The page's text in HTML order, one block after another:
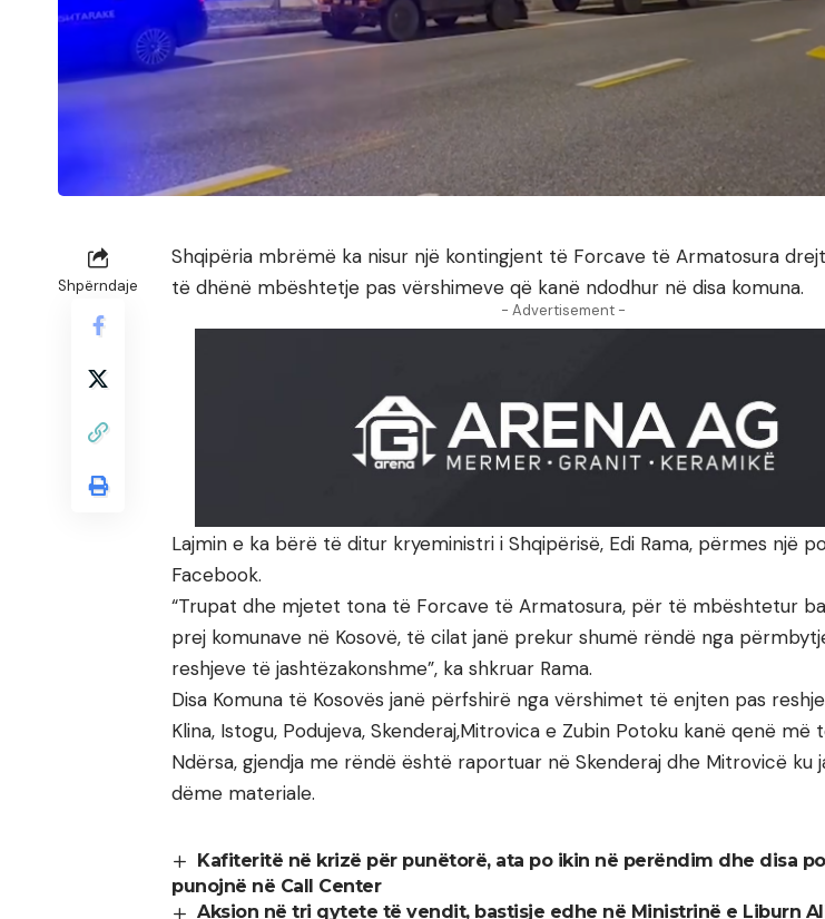
Shpërndaje
Shqipëria mbrëmë ka nisur një kontingjent të Forcave të Armatosura
të dhënë mbështetje pas vërshimeve që kanë ndodhur në disa komuna.
- Advertisement -
Lajmin e ka bërë të ditur kryeministri i Shqipërisë, Edi Rama, përmes një
Facebook.
“Trupat dhe mjetet tona të Forcave të Armatosura, për të mbështetur
prej komunave në Kosovë, të cilat janë prekur shumë rëndë nga
reshjeve të jashtëzakonshme”, ka shkruar Rama.
Disa Komuna të Kosovës janë përfshirë nga vërshimet të enjten pas
Klina, Istogu, Podujeva, Skenderaj,Mitrovica e Zubin Potoku kanë qenë më
Ndërsa, gjendja me rëndë është raportuar në Skenderaj dhe Mitrovicë ku
dëme materiale.
Kafiteritë në krizë për punëtorë, ata po ikin në perëndim dhe disa
punojnë në Call Center
Aksion në tri qytete të vendit, bastisje edhe në Ministrinë e Liburn